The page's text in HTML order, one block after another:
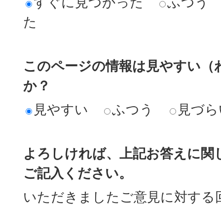
た
このページの情報は見やすい
か？
見やすい
ふつう 見づ
よろしければ、上記お答えに関
ご記入ください。
いただきましたご意見に対する